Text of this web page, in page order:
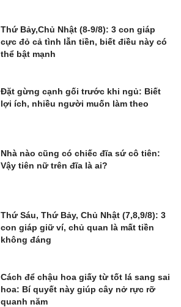
Thứ Bảy,Chủ Nhật (8-9/8): 3 con giáp
cực đỏ cả tình lẫn tiền, biết điều này có
thể bật mạnh
Đặt gừng cạnh gối trước khi ngủ: Biết
lợi ích, nhiều người muốn làm theo
Nhà nào cũng có chiếc đĩa sứ cô tiên:
Vậy tiên nữ trên đĩa là ai?
Thứ Sáu, Thứ Bảy, Chủ Nhật (7,8,9/8): 3
con giáp giữ ví, chủ quan là mất tiền
không đáng
Cách để chậu hoa giấy từ tốt lá sang sai
hoa: Bí quyết này giúp cây nở rực rỡ
quanh năm